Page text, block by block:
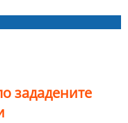
зададените